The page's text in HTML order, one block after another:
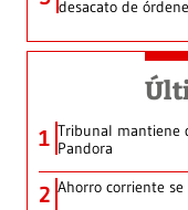
desacato de
1 Tribunal mantiene
Pandora
2 Ahorro corriente